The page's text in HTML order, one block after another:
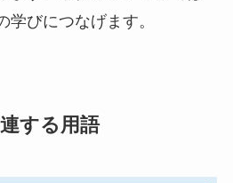
びにつなげます。
する用語